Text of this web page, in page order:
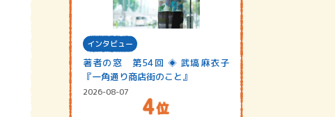
インタビュー
著者の窓 第54回 ◈ 武塙麻衣子
『一角通り商店街のこと』
2026-08-07